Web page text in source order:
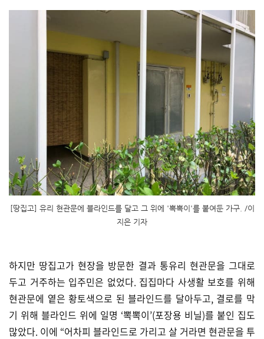
[땅집고] 유리 현관문에 블라인드를 달고 그 위에 '뽁뽁이'를 붙여둔 가구. /이
지은 기자
하지만 땅집고가 현장을 방문한 결과 통유리 현관문을 그대로
두고 거주하는 입주민은 없었다. 집집마다 사생활 보호를 위해
현관문에 옅은 황토색으로 된 블라인드를 달아두고, 결로를 막
기 위해 블라인드 위에 일명 ‘뽁뽁이’(포장용 비닐)를 붙인 집도
많았다. 이에 “어차피 블라인드로 가리고 살 거라면 현관문을 투